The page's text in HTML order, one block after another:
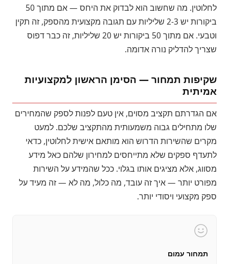
לחלוטין. מה שחשוב הוא לבדוק את היחס — אם מתוך 50
ביקורות יש 2-3 שליליות עם תגובה מקצועית מהספק, זה תקין
וטבעי. אם מתוך 50 ביקורות יש 20 שליליות, זה כבר דפוס
שצריך להדליק נורה אדומה.
שקיפות תמחור — הסימן הראשון למקצועיות
אמיתית
אם הגדרתם תקציב מסוים, אין טעם לפנות לספק שהמחירים
שלו מתחילים גבוה משמעותית מהתקציב שלכם. למעט
מקרים שהשירות הדרוש הוא מותאם אישית לחלוטין, כדאי
לתעדף ספקים שלא מתייחסים למחירון שלהם כאל מידע
מסווג, אלא מציגים אותו בגלוי. ככל שהמידע על השירות
מפורט יותר — איך זה עובד, מה כלול, מה לא — זה מעיד על
ספק מקצועי ויסודי יותר.
תמחור עמום